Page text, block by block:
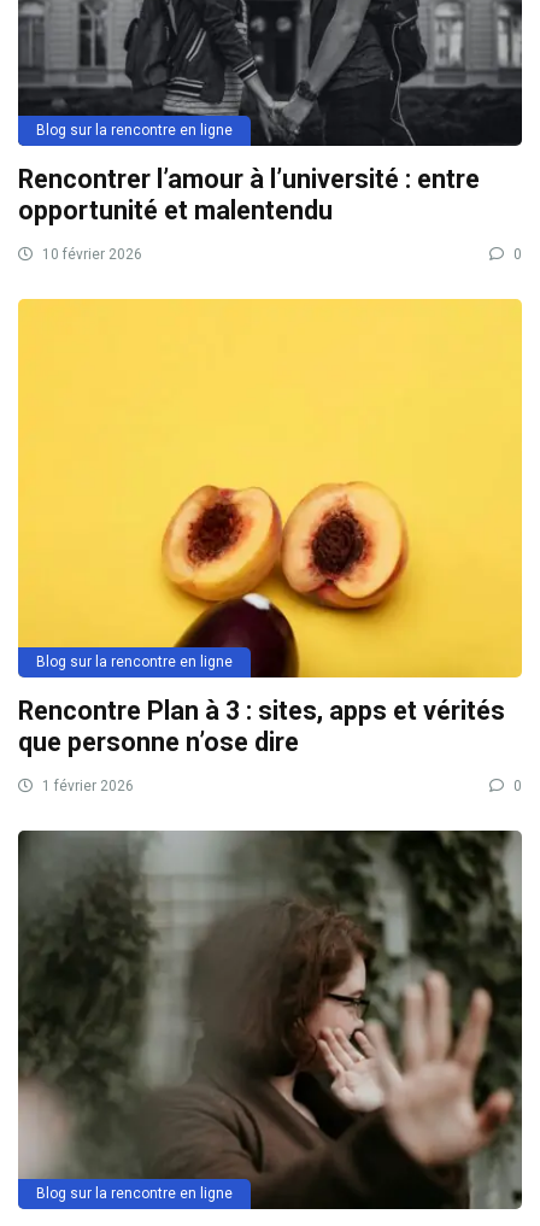
Blog sur la rencontre en ligne
Rencontrer l’amour à l’université : entre
opportunité et malentendu
10 février 2026 0
Blog sur la rencontre en ligne
Rencontre Plan à 3 : sites, apps et vérités
que personne n’ose dire
1 février 2026 0
Blog sur la rencontre en ligne